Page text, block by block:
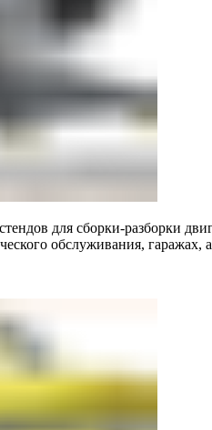
для сборки-разборки
обслуживания, гаражах,